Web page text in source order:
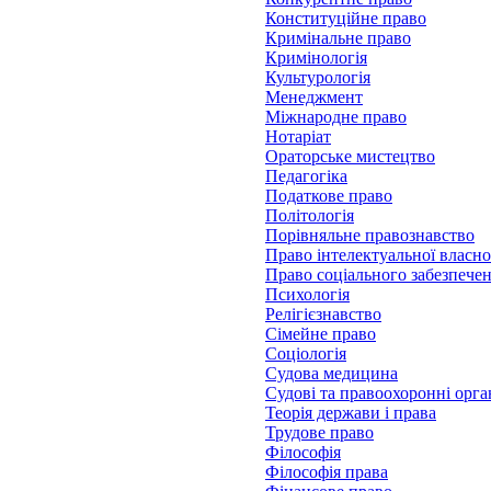
Конституційне право
Кримінальне право
Кримінологія
Культурологія
Менеджмент
Міжнародне право
Нотаріат
Ораторське мистецтво
Педагогіка
Податкове право
Політологія
Порівняльне правознавство
Право інтелектуальної
Право соціального
Психологія
Релігієзнавство
Сімейне право
Соціологія
Судова медицина
Судові та правоохоронні
Теорія держави і права
Трудове право
Філософія
Філософія права